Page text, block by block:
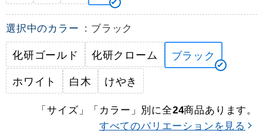
選択中のカラー : ブラック
化研ゴールド 化研クローム
ブラック
ホワイト
白木 けやき
「サイズ」「カラー」別に全24商品あります。
すべてのバリエーションを見る